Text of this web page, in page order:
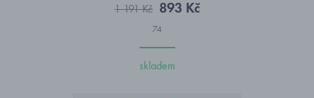
1 191 Kč 893 Kč
74
skladem